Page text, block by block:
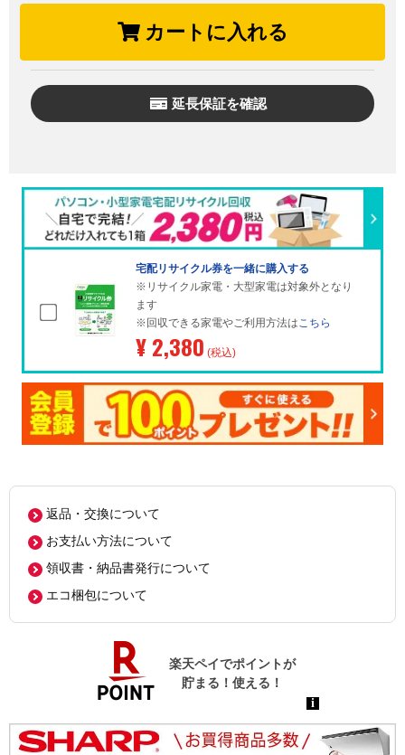
カートに入れる
延長保証を確認
宅配リサイクル券を一緒に購入する
※リサイクル家電・大型家電は対象外となり
ます
※回収できる家電やご利用方法はこちら
¥ 2,380 (税込)
返品・交換について
お支払い方法について
領収書・納品書発行について
エコ梱包について